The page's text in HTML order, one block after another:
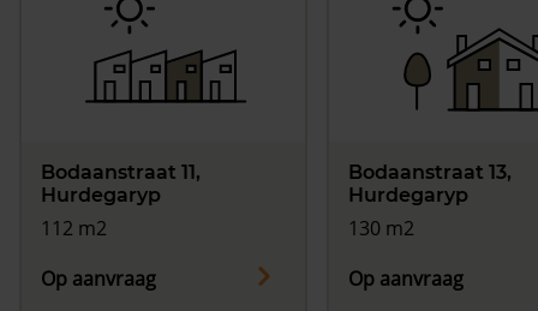
Bodaanstraat 11,
Hurdegaryp
112 m2
Op aanvraag
Bodaanstraat 13,
Hurdegaryp
130 m2
Op aanvraag